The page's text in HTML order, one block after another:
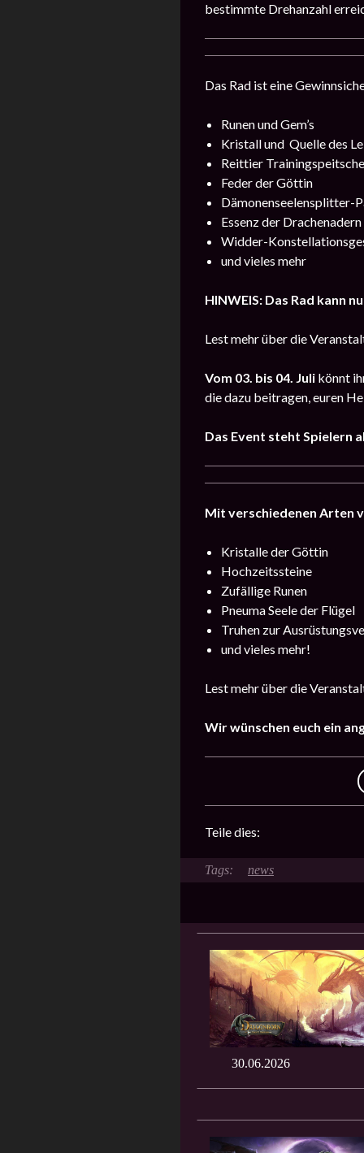
bestimmte Drehanzahl
Das Rad ist eine
Runen und Gem’s
Kristall und Quelle des
Reittier Trainingspeitsche
Feder der Göttin
Dämonenseelensplitter-
Essenz der
Widder-
und vieles mehr
HINWEIS: Das Rad kann
Lest mehr über die
Vom 03. bis 04. Juli könnt
die dazu beitragen, euren
Das Event steht Spielern
Mit verschiedenen Arten
Kristalle der Göttin
Hochzeitssteine
Zufällige Runen
Pneuma Seele der Flügel
Truhen zur
und vieles mehr!
Lest mehr über die
Wir wünschen euch ein
Teile dies:
news
30.06.2026